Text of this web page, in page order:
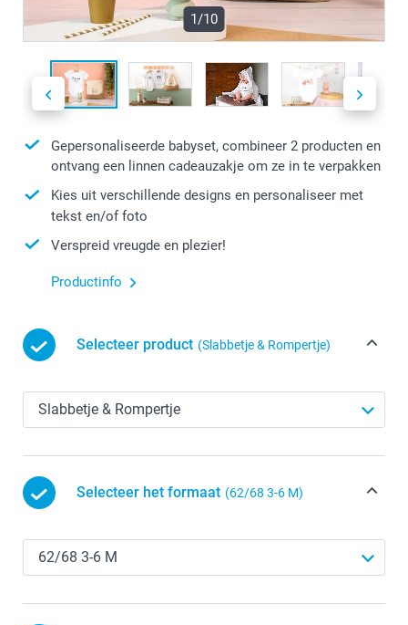
1/10
Gepersonaliseerde babyset, combineer 2 producten en
ontvang een linnen cadeauzakje om ze in te verpakken
Kies uit verschillende designs en personaliseer met
tekst en/of foto
Verspreid vreugde en plezier!
Productinfo
Selecteer product (Slabbetje & Rompertje)
Selecteer het formaat (62/68 3-6 M)